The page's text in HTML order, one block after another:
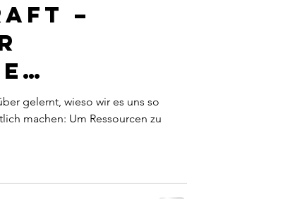
–
gelernt, wieso wir es uns so
machen: Um Ressourcen zu